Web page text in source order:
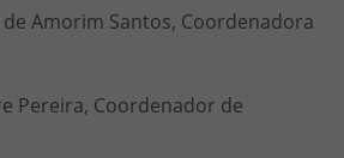
de Amorim Santos, Coordenadora
Pereira, Coordenador de